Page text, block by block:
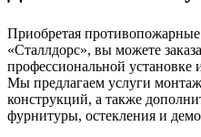
Приобретая
«Сталлдорс», вы можете
профессиональной установке
Мы предлагаем услуги
конструкций, а также
фурнитуры, остекления и